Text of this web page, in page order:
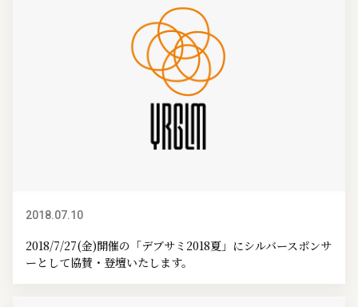
2018.07.10
2018/7/27(金)開催の「デブサミ2018夏」にシルバースポンサ
ーとして協賛・登壇いたします。